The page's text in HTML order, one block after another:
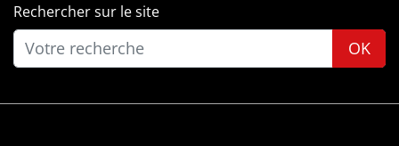
Rechercher sur le site
OK